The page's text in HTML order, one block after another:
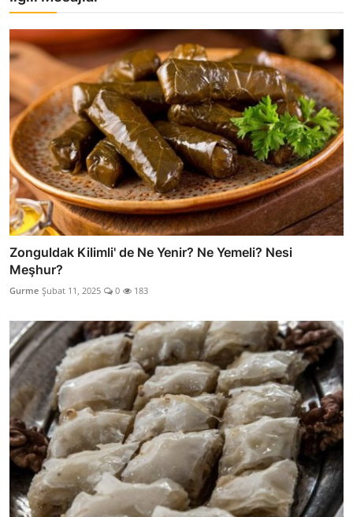
Zonguldak Kilimli' de Ne Yenir? Ne Yemeli? Nesi
Meşhur?
Gurme Şubat 11, 2025 0 183